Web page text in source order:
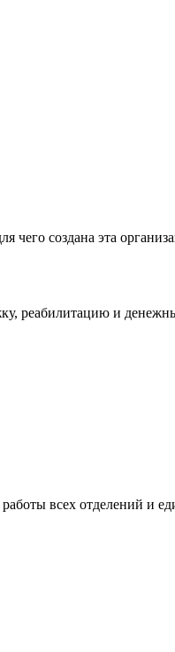
чего создана эта
реабилитацию и
работы всех отделений и